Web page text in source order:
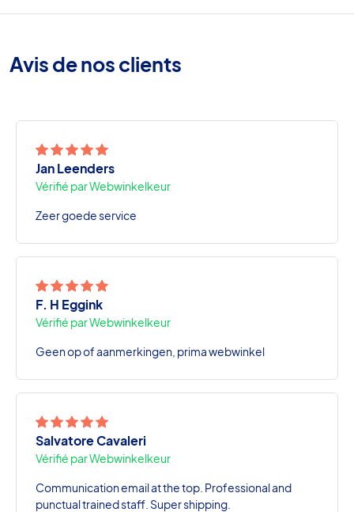
Avis de nos clients
Jan Leenders
Vérifié par Webwinkelkeur
Zeer goede service
F. H Eggink
Vérifié par Webwinkelkeur
Geen op of aanmerkingen, prima webwinkel
Salvatore Cavaleri
Vérifié par Webwinkelkeur
Communication email at the top. Professional and
punctual trained staff. Super shipping.